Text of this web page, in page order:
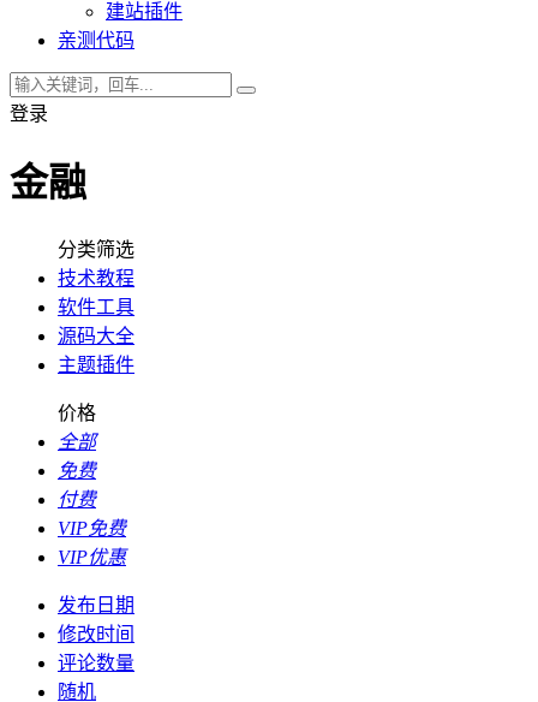
建站插件
亲测代码
登录
金融
分类筛选
技术教程
软件工具
源码大全
主题插件
价格
全部
免费
付费
VIP免费
VIP优惠
发布日期
修改时间
评论数量
随机